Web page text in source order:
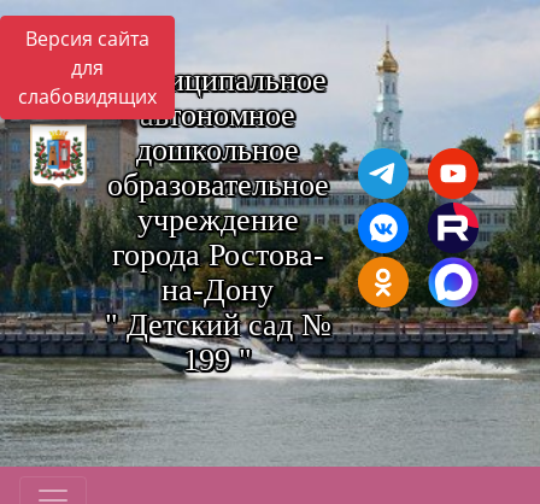
Версия сайта
для
слабовидящихМуниципальное
автономное
дошкольное
образовательное
учреждение
города Ростова-
на-Дону
" Детский сад №
199 "